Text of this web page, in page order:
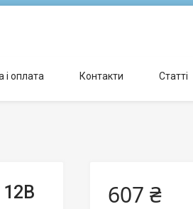
і оплата Контакти Статті
607 ₴